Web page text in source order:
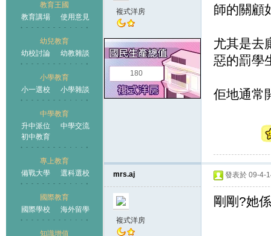
教育王國
教育講場
使用意見
幼兒教育
幼校討論
幼教雜談
小學教育
小一選校
小學雜談
中學教育
升中派位
中學交流
初中教育
專上教育
備戰大學
選科選校
國際教育
國際學校
海外留學
知識增值
王國
複式洋房
180
師的關顧
尤其是去
惡的罰學
佢地通常
mrs.aj
複式洋房
發表於 09-4-
剛剛?她